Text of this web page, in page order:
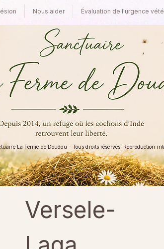
Nous aider Évaluation de l'urgence
La Ferme de Doudou - Tous droits réservés. Reproduction
Versele-